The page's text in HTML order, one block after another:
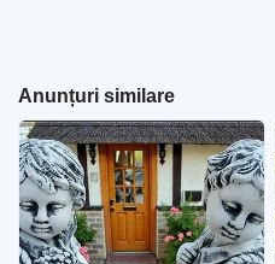
Anunțuri similare